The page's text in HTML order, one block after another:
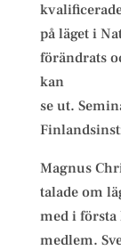
på läget i
förändrats
kan
se ut.
Magnus
talade om
med i
medlem.